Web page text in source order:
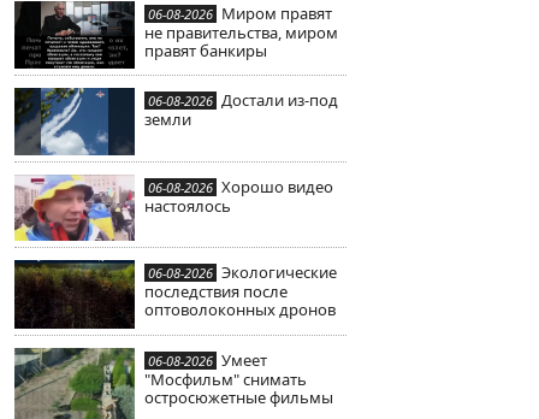
06-08-2026 Миром правят
не правительства, миром
правят банкиры
06-08-2026 Достали из-под
земли
06-08-2026 Хорошо видео
настоялось
06-08-2026 Экологические
последствия после
оптоволоконных дронов
06-08-2026 Умеет
"Мосфильм" снимать
остросюжетные фильмы